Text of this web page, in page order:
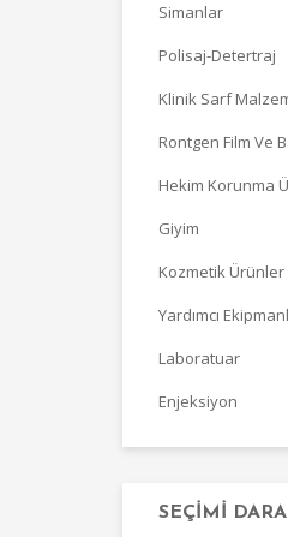
Simanlar
Polisaj-Detertraj
Klinik Sarf
Rontgen Film Ve
Hekim Korunma
Giyim
Kozmetik Ürünler
Yardımcı
Laboratuar
Enjeksiyon
SEÇIMI